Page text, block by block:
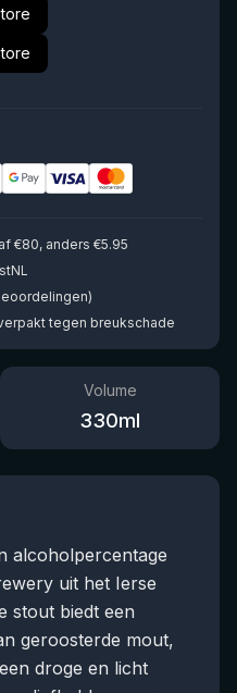
€80, anders €5.95
tegen breukschade
Volume
330ml
alcoholpercentage
uit het Ierse
stout biedt een
geroosterde mout,
droge en licht